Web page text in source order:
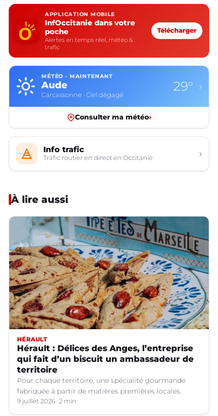
APPLICATION MOBILE
InfOccitanie dans votre
poche
Alertes en temps réel, météo &
trafic
Télécharger
MÉTÉO · MAINTENANT
Aude
Carcassonne · Ciel dégagé
29° ›
Consulter ma météo›
Info trafic
Trafic routier en direct en Occitanie ›
À lire aussi
HÉRAULT
Hérault : Délices des Anges, l’entreprise
qui fait d’un biscuit un ambassadeur de
territoire
Pour chaque territoire, une spécialité gourmande
fabriquée à partir de matières premières locales.
9 juillet 2026 2 min